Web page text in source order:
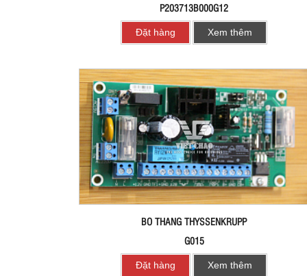
P203713B000G12
Đặt hàng Xem thêm
BO THANG THYSSENKRUPP
G015
Đặt hàng Xem thêm